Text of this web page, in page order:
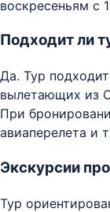
воскресеньям с
Подходит ли
Да. Тур
вылетающих из
При
авиаперелета и
Экскурсии
Тур